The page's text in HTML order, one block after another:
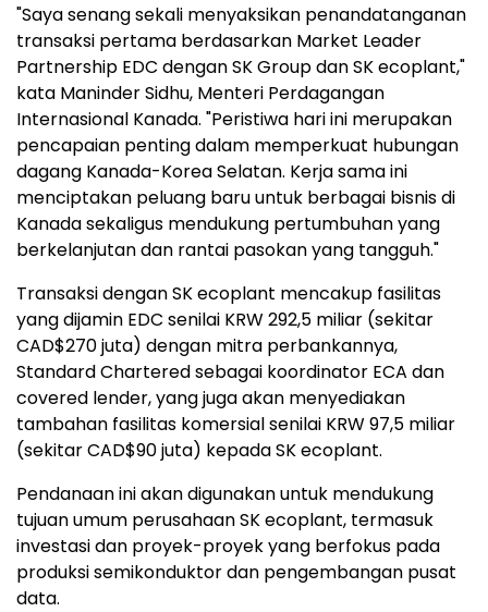
"Saya senang sekali menyaksikan penandatanganan
transaksi pertama berdasarkan Market Leader
Partnership EDC dengan SK Group dan SK ecoplant,"
kata Maninder Sidhu, Menteri Perdagangan
Internasional Kanada. "Peristiwa hari ini merupakan
pencapaian penting dalam memperkuat hubungan
dagang Kanada-Korea Selatan. Kerja sama ini
menciptakan peluang baru untuk berbagai bisnis di
Kanada sekaligus mendukung pertumbuhan yang
berkelanjutan dan rantai pasokan yang tangguh."
Transaksi dengan SK ecoplant mencakup fasilitas
yang dijamin EDC senilai KRW 292,5 miliar (sekitar
CAD$270 juta) dengan mitra perbankannya,
Standard Chartered sebagai koordinator ECA dan
covered lender, yang juga akan menyediakan
tambahan fasilitas komersial senilai KRW 97,5 miliar
(sekitar CAD$90 juta) kepada SK ecoplant.
Pendanaan ini akan digunakan untuk mendukung
tujuan umum perusahaan SK ecoplant, termasuk
investasi dan proyek-proyek yang berfokus pada
produksi semikonduktor dan pengembangan pusat
data.